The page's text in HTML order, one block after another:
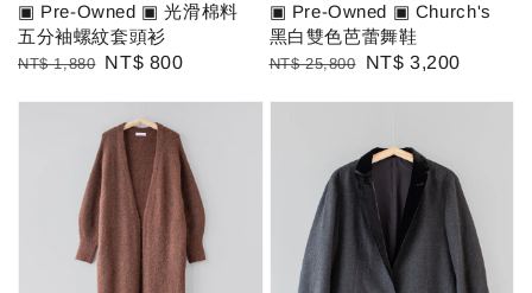
▣ Pre-Owned ▣ 光滑棉料
五分袖螺紋套頭衫
Regular
NT$ 1,880 Sale
NT$ 800
▣ Pre-Owned ▣ Church's
黑白雙色芭蕾舞鞋
Regular
NT$ 25,800
Sale
NT$ 3,200